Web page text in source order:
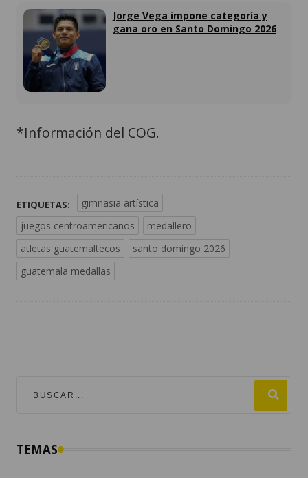
Jorge Vega impone categoría y
gana oro en Santo Domingo 2026
*Información del COG.
ETIQUETAS:
gimnasia artística
juegos centroamericanos
medallero
atletas guatemaltecos
santo domingo 2026
guatemala medallas
TEMAS